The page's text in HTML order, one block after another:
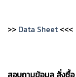
>> Data Sheet <<<
สอบถามข้อมูล สั่งซื้อ